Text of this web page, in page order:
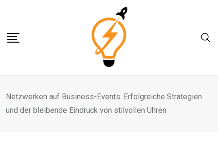
content
Netzwerken auf Business-Events: Erfolgreiche Strategien
und der bleibende Eindruck von stilvollen Uhren